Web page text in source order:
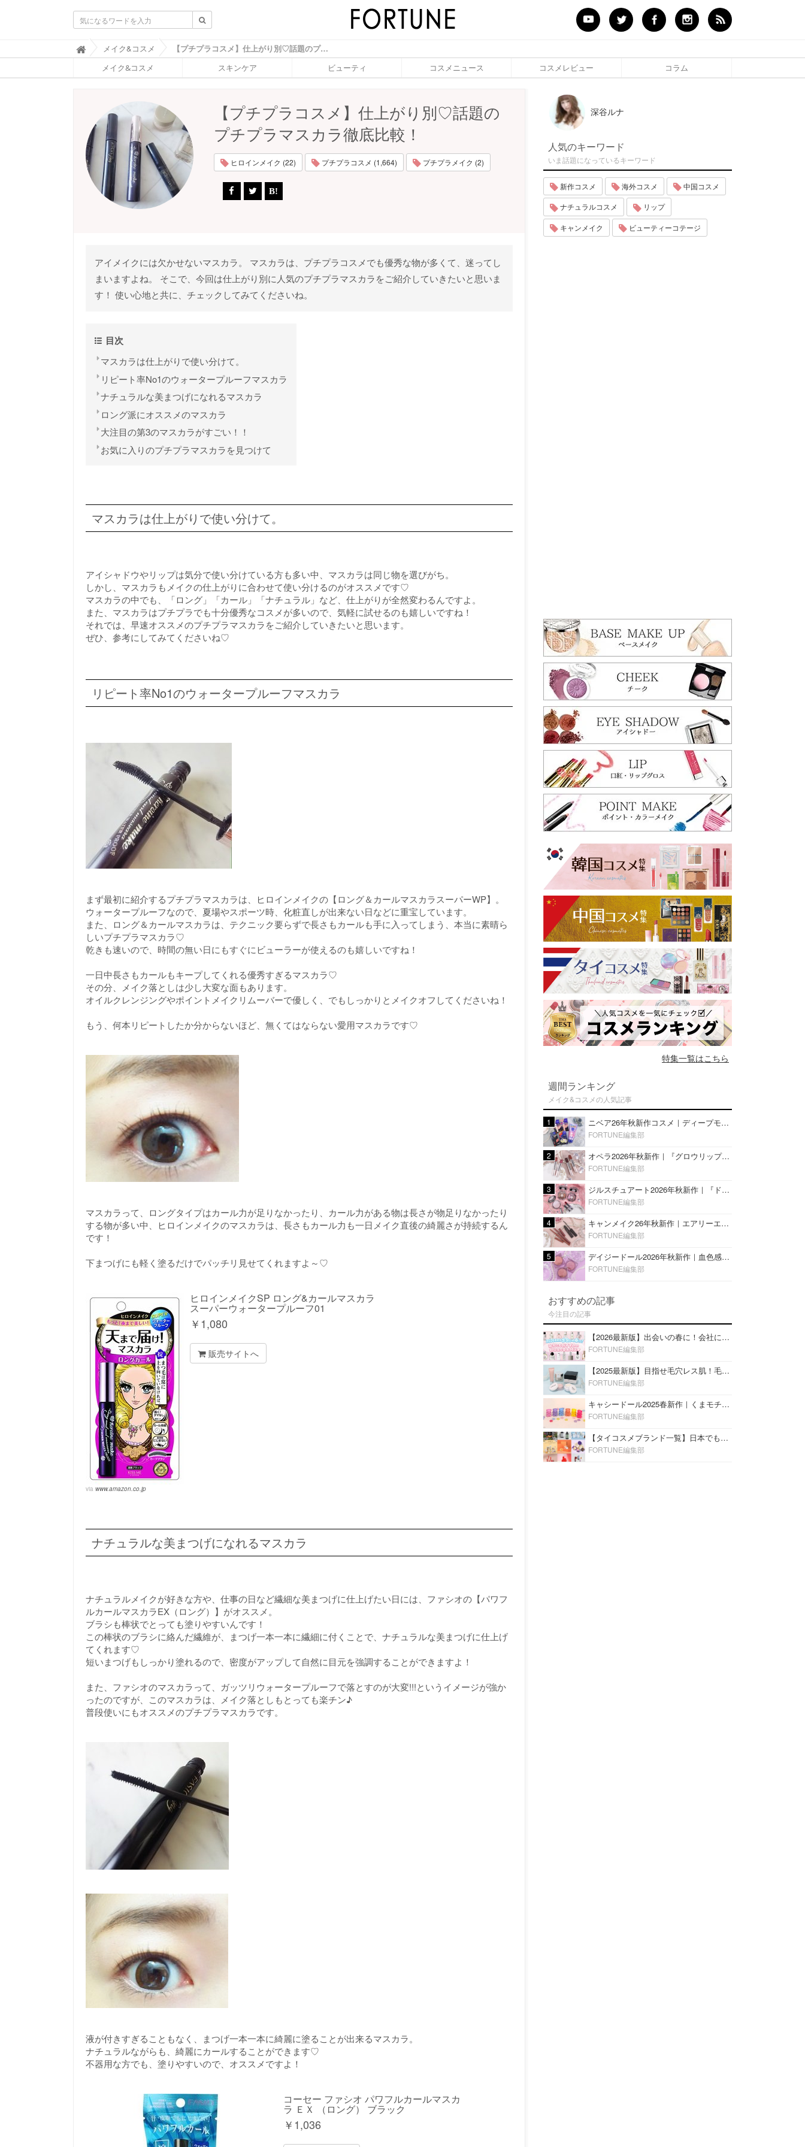
ふ
ぉ
ち
O
R
T
U
N
メイク&コスメ 【プチプラコスメ】仕上がり別♡話題のプチプラマスカラ徹底比較！ - ふぉーちゅん(FORTUNE)
メイク&コスメ スキンケア ビューティ コスメニュース コスメレビュー コラム
【プチプラコスメ】仕上がり別♡話題の
プチプラマスカラ徹底比較！
ヒロインメイク (22) プチプラコスメ (1,664) プチプラメイク (2)
アイメイクには欠かせないマスカラ。 マスカラは、プチプラコスメでも優秀な物が多くて、迷ってし
まいますよね。 そこで、今回は仕上がり別に人気のプチプラマスカラをご紹介していきたいと思いま
す！ 使い心地と共に、チェックしてみてくださいね。
目次
マスカラは仕上がりで使い分けて。
リピート率No1のウォータープルーフマスカラ
ナチュラルな美まつげになれるマスカラ
ロング派にオススメのマスカラ
大注目の第3のマスカラがすごい！！
お気に入りのプチプラマスカラを見つけて
マスカラは仕上がりで使い分けて。
アイシャドウやリップは気分で使い分けている方も多い中、マスカラは同じ物を選びがち。
しかし、マスカラもメイクの仕上がりに合わせて使い分けるのがオススメです♡
マスカラの中でも、「ロング」「カール」「ナチュラル」など、仕上がりが全然変わるんですよ。
また、マスカラはプチプラでも十分優秀なコスメが多いので、気軽に試せるのも嬉しいですね！
それでは、早速オススメのプチプラマスカラをご紹介していきたいと思います。
ぜひ、参考にしてみてくださいね♡
リピート率No1のウォータープルーフマスカラ
まず最初に紹介するプチプラマスカラは、ヒロインメイクの【ロング＆カールマスカラスーパーWP】。
ウォータープルーフなので、夏場やスポーツ時、化粧直しが出来ない日などに重宝しています。
また、ロング＆カールマスカラは、テクニック要らずで長さもカールも手に入ってしまう、本当に素晴ら
しいプチプラマスカラ♡
乾きも速いので、時間の無い日にもすぐにビューラーが使えるのも嬉しいですね！
一日中長さもカールもキープしてくれる優秀すぎるマスカラ♡
その分、メイク落としは少し大変な面もあります。
オイルクレンジングやポイントメイクリムーバーで優しく、でもしっかりとメイクオフしてくださいね！
もう、何本リピートしたか分からないほど、無くてはならない愛用マスカラです♡
マスカラって、ロングタイプはカール力が足りなかったり、カール力がある物は長さが物足りなかったり
する物が多い中、ヒロインメイクのマスカラは、長さもカール力も一日メイク直後の綺麗さが持続するん
です！
下まつげにも軽く塗るだけでパッチリ見せてくれますよ～♡
via www.amazon.co.jp
ヒロインメイクSP ロング&カールマスカラ
スーパーウォータープルーフ01
￥ 1,080
販売サイトへ
ナチュラルな美まつげになれるマスカラ
ナチュラルメイクが好きな方や、仕事の日など繊細な美まつげに仕上げたい日には、ファシオの【パワフ
ルカールマスカラEX（ロング）】がオススメ。
ブラシも棒状でとっても塗りやすいんです！
この棒状のブラシに絡んだ繊維が、まつげ一本一本に繊細に付くことで、ナチュラルな美まつげに仕上げ
てくれます♡
短いまつげもしっかり塗れるので、密度がアップして自然に目元を強調することができますよ！
また、ファシオのマスカラって、ガッツリウォータープルーフで落とすのが大変!!!というイメージが強か
ったのですが、このマスカラは、メイク落としもとっても楽チン♪
普段使いにもオススメのプチプラマスカラです。
液が付きすぎることもなく、まつげ一本一本に綺麗に塗ることが出来るマスカラ。
ナチュラルながらも、綺麗にカールすることができます♡
不器用な方でも、塗りやすいので、オススメですよ！
コーセー ファシオ パワフルカールマスカ
ラ ＥＸ （ロング） ブラック
￥ 1,036
深谷ルナ
人気のキーワード
いま話題になっているキーワード
新作コスメ 海外コスメ 中国コスメ
ナチュラルコスメ リップ
キャンメイク ビューティーコテージ
特集一覧はこちら
週間ランキング
メイク&コスメの人気記事
1 ニベア26年秋新作コスメ｜ディープモイスチャーリップの美容液タイプや2in1ボディクリームスクラブも
FORTUNE編集部
2 オペラ2026年秋新作｜『グロウリップティント』の新色・限定色はローズジャムカラー♡全4色をレビュー
FORTUNE編集部
3 ジルスチュアート2026年秋新作｜『ドレスドブルーム アイズ』新色や限定ハイライト・リップをレビュー
FORTUNE編集部
4 キャンメイク26年秋新作｜エアリーエクステンションライナー＆カールスナイパーマスカラ新色をレビュー
FORTUNE編集部
5 デイジードール2026年秋新作｜血色感が可愛い♡『パウダー ブラッシュ ブルーム』新3色をレビュー
FORTUNE編集部
おすすめの記事
今注目の記事
【2026最新版】出会いの春に！会社にもおすすめの好印象な香水14選♡ビジネスの場での香水マナーも
FORTUNE編集部
【2025最新版】目指せ毛穴レス肌！毛穴を埋めて隠す「おすすめ部分用下地＆プライマー」ランキング♡
FORTUNE編集部
キャシードール2025春新作｜くまモチーフのミニリップ「シャイニーベア リップモイスト」をレビュー♡
FORTUNE編集部
【タイコスメブランド一覧】日本でも人気沸騰中の“タイコスメ”ブランド20選！
FORTUNE編集部